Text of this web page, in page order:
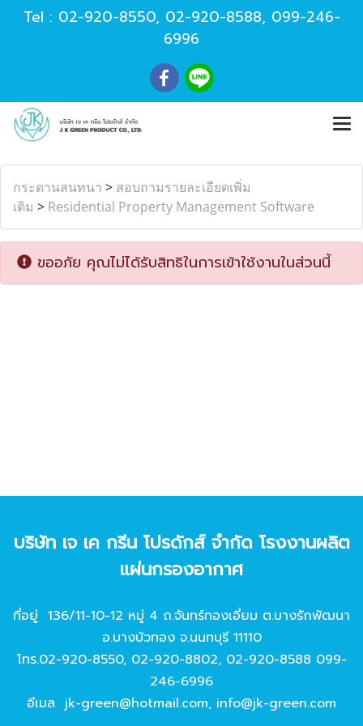
Tel : 02-920-8550, 02-920-8588, 099-246-
6996
กระดานสนทนา > สอบถามรายละเอียดเพิ่ม
เติม > Residential Property Management Software
ขออภัย คุณไม่ได้รับสิทธิในการเข้าใช้งานในส่วนนี้
บริษัท เจ เค กรีน โปรดักส์ จํากัด โรงงานผลิต
แผ่นกรองอากาศ
ที่อยู่ 136/11-10-12 หมู่ 4 ถ.จันทร์ทองเอี่ยม ต.บางรักพัฒนา
อ.บางบัวทอง จ.นนทบุรี 11110
โทร.02-920-8550, 02-920-8802, 02-920-8588 099-
246-6996
อีเมล jk-green@hotmail.com, info@jk-green.com